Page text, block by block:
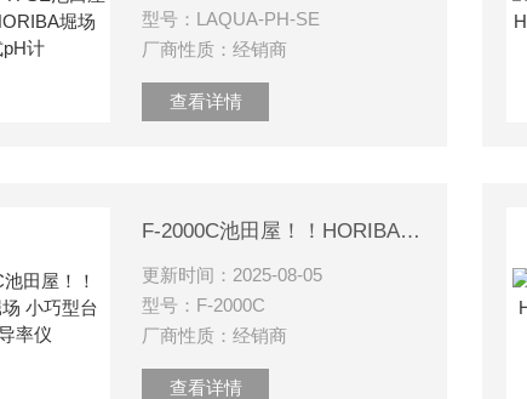
型号：LAQUA-PH-SE
厂商性质：经销商
查看详情
F-2000C池田屋！！HORIBA堀场 小巧型台式电导率仪
更新时间：2025-08-05
型号：F-2000C
厂商性质：经销商
查看详情